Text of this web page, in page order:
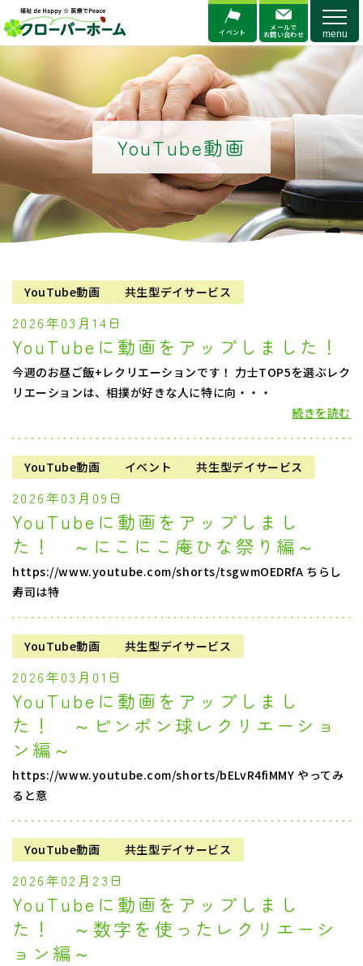
メールで
お問い合わせ
イベント
メニ
YouTube動画
YouTube動画 共生型デイサービス
2026年03月14日
YouTubeに動画をアップしました！
今週のお昼ご飯+レクリエーションです！ 力士TOP5を選ぶレク
リエーションは、相撲が好きな人に特に向・・・
続きを読む
YouTube動画 イベント 共生型デイサービス
2026年03月09日
YouTubeに動画をアップしまし
た！ ～にこにこ庵ひな祭り編～
https://www.youtube.com/shorts/tsgwmOEDRfA ちらし
寿司は特
YouTube動画 共生型デイサービス
2026年03月01日
YouTubeに動画をアップしまし
た！ ～ピンポン球レクリエーショ
ン編～
https://www.youtube.com/shorts/bELvR4fiMMY やってみ
ると意
YouTube動画 共生型デイサービス
2026年02月23日
YouTubeに動画をアップしまし
た！ ～数字を使ったレクリエーシ
ョン編～